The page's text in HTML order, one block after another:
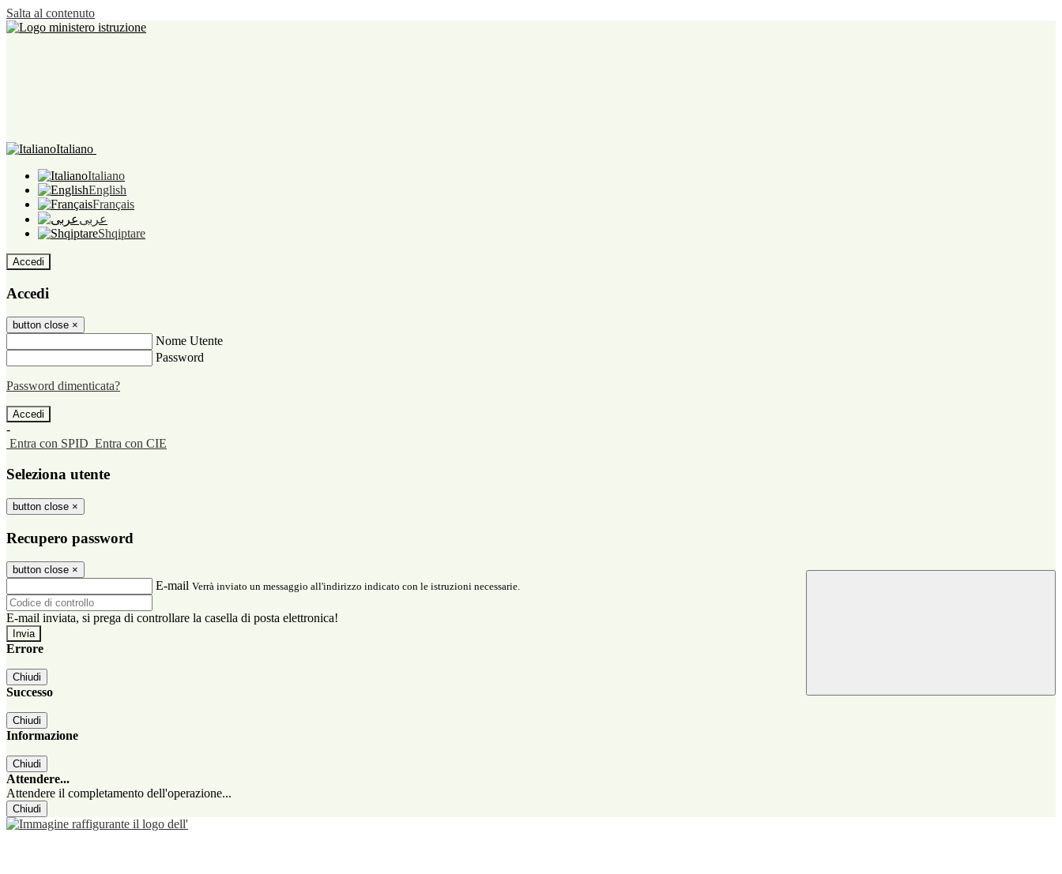
Salta al contenuto
Italiano
Italiano
English
Français
عربى
Shqiptare
Accedi
Accedi
button close ×
Nome Utente
Password
Password dimenticata?
-
Entra con SPID Entra con CIE
Seleziona utente
button close ×
Recupero password
button close ×
E-mail Verrà inviato un messaggio all'indirizzo indicato con le istruzioni necessarie.
E-mail inviata, si prega di controllare la casella di posta elettronica!
Errore
Chiudi
Successo
Chiudi
Informazione
Chiudi
Attendere...
Attendere il completamento dell'operazione...
Chiudi